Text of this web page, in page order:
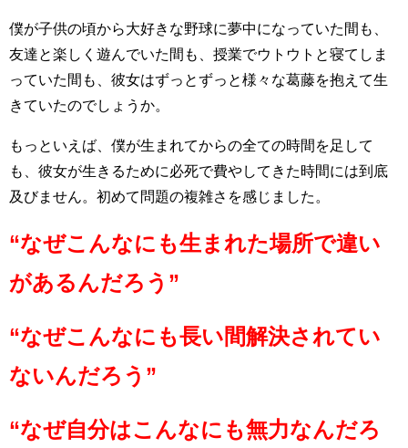
僕が子供の頃から大好きな野球に夢中になっていた間も、
友達と楽しく遊んでいた間も、授業でウトウトと寝てしま
っていた間も、彼女はずっとずっと様々な葛藤を抱えて生
きていたのでしょうか。
もっといえば、僕が生まれてからの全ての時間を足して
も、彼女が生きるために必死で費やしてきた時間には到底
及びません。初めて問題の複雑さを感じました。
“なぜこんなにも生まれた場所で違い
があるんだろう”
“なぜこんなにも長い間解決されてい
ないんだろう”
“なぜ自分はこんなにも無力なんだろ